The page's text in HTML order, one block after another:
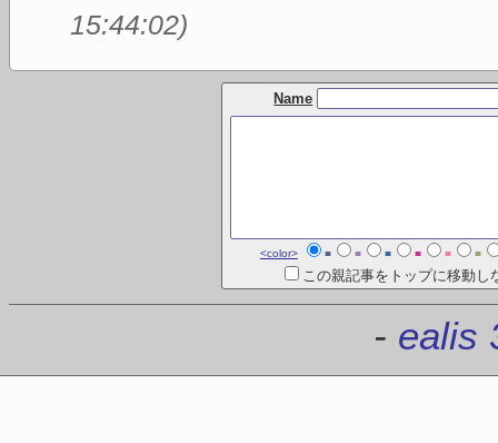
15:44:02)
Name
<color> ■ ■ ■ ■ ■ ■
この親記事をトップに移動し
- ealis